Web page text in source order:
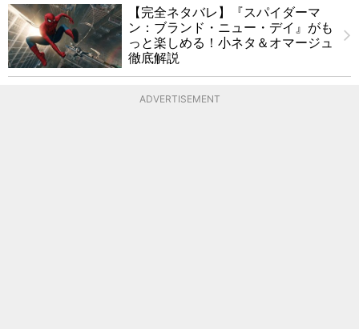
【完全ネタバレ】『スパイダーマ
ン：ブランド・ニュー・デイ』がも
っと楽しめる！小ネタ＆オマージュ
徹底解説
ADVERTISEMENT